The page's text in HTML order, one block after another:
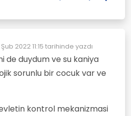
Şub 2022 11:15 tarihinde yazdı
düzenleyen:
de duydum ve su kaniya
sorunlu bir cocuk var ve
kontrol mekanizmasi